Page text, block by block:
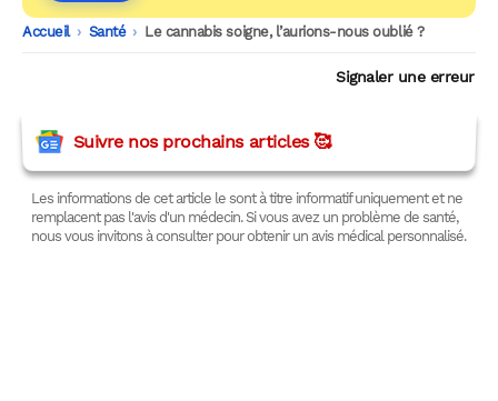
Accueil -
Santé -
Le cannabis soigne, l’aurions-nous oublié ?
Signaler une erreur
Suivre nos prochains articles 🥰
Les informations de cet article le sont à titre informatif uniquement et ne
remplacent pas l'avis d'un médecin. Si vous avez un problème de santé,
nous vous invitons à consulter pour obtenir un avis médical personnalisé.